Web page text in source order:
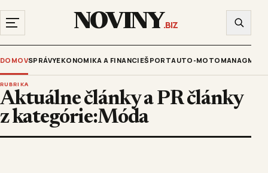
NOVINY.BIZ
DOMOVSPRÁVYEKONOMIKA A FINANCIEŠPORTAUTO-MOTO
RUBRIKA
Aktuálne články a PR články
z kategórie:Móda